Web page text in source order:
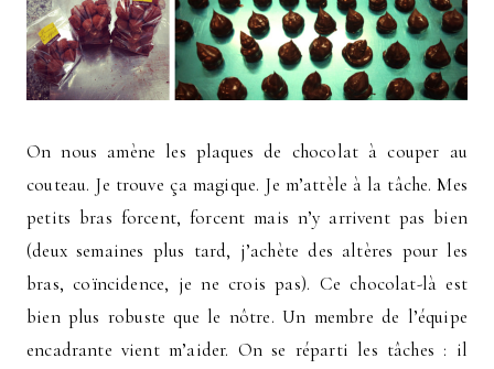
On nous amène les plaques de chocolat à couper au
couteau. Je trouve ça magique. Je m’attèle à la tâche. Mes
petits bras forcent, forcent mais n’y arrivent pas bien
(deux semaines plus tard, j’achète des altères pour les
bras, coïncidence, je ne crois pas). Ce chocolat-là est
bien plus robuste que le nôtre. Un membre de l’équipe
encadrante vient m’aider. On se réparti les tâches : il